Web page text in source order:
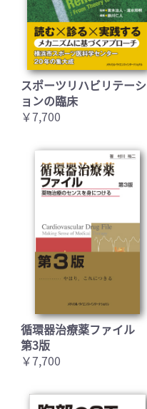
スポーツリハビリテーシ
ョンの臨床
￥7,700
循環器治療薬ファイル
第3版
￥7,700